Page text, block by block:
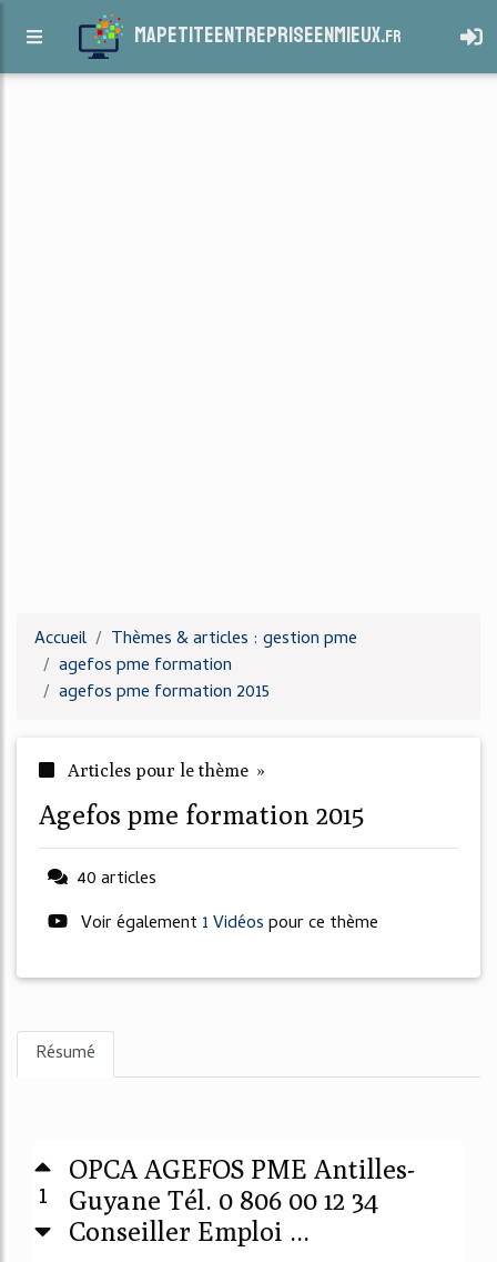
mapetiteentrepriseenmieux.fr
Accueil
Thèmes & articles : gestion pme
agefos pme formation
agefos pme formation 2015
Articles pour le thème »
agefos pme formation 2015
40 articles
Voir également 1 Vidéospour ce thème
Résumé
1
OPCA AGEFOS PME Antilles-
Guyane Tél. 0 806 00 12 34
Conseiller Emploi ...